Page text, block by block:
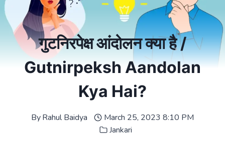
गुटनिरपेक्ष आंदोलन क्या है /
Gutnirpeksh Aandolan
Kya Hai?
ByRahul Baidya
March 25, 2023 8:10 PM
Jankari